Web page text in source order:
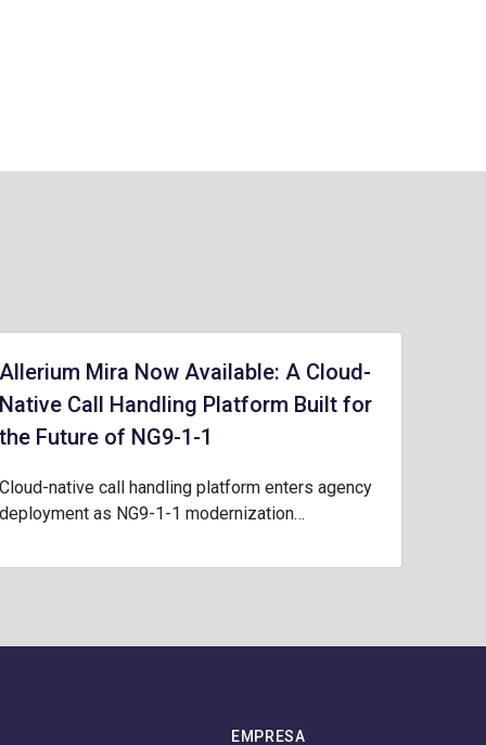
Allerium Mira Now Available: A Cloud-
Native Call Handling Platform Built for
the Future of NG9-1-1
Cloud-native call handling platform enters agency
deployment as NG9-1-1 modernization…
EMPRESA